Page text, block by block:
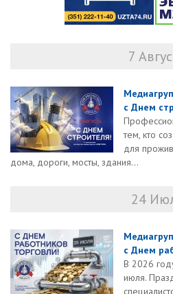
7
с Днем
тем, кто
для
дома, дороги, мосты, здания...
24
с Днем
В 2026
июля.